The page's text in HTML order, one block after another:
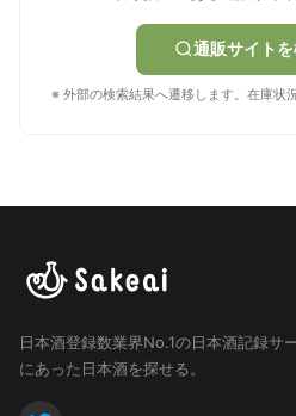
通販サイト
※ 外部の検索結果へ遷移します。在庫状
日本酒登録数業界No.1の日本酒記録サー
にあった日本酒を探せる。